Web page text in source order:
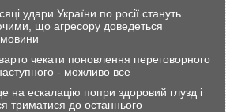
удари України по росії стануть
що агресору доведеться
чекати поновлення переговорного
- можливо все
на ескалацію попри здоровий глузд і
триматися до останнього